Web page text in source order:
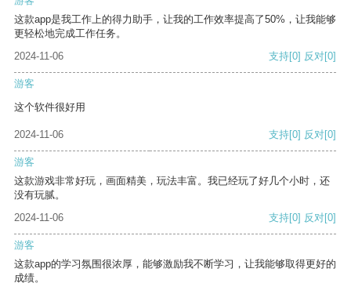
这款app是我工作上的得力助手，让我的工作效率提高了50%，让我能够
更轻松地完成工作任务。
2024-11-06
支持[0] 反对[0]
游客
这个软件很好用
2024-11-06 支持[0] 反对[0]
游客
这款游戏非常好玩，画面精美，玩法丰富。我已经玩了好几个小时，还
没有玩腻。
2024-11-06
支持[0] 反对[0]
游客
这款app的学习氛围很浓厚，能够激励我不断学习，让我能够取得更好的
成绩。